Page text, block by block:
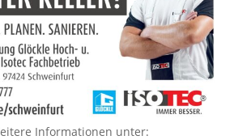
Informationen unter: